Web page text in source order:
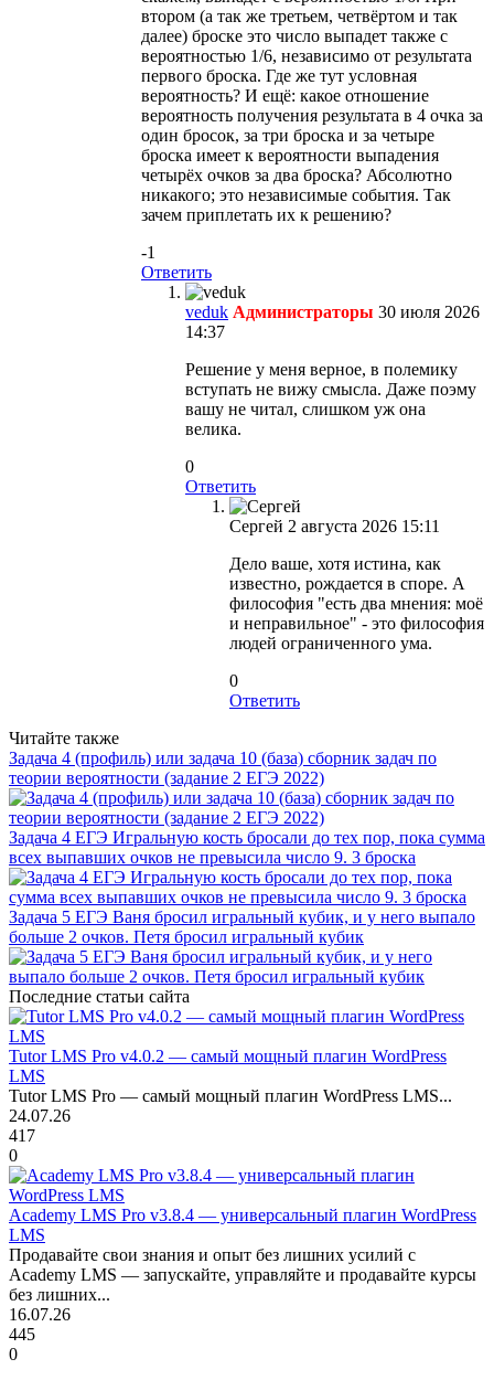
втором (а так же третьем, четвёртом и так
далее) броске это число выпадет также с
вероятностью 1/6, независимо от результата
первого броска. Где же тут условная
вероятность? И ещё: какое отношение
вероятность получения результата в 4 очка за
один бросок, за три броска и за четыре
броска имеет к вероятности выпадения
четырёх очков за два броска? Абсолютно
никакого; это независимые события. Так
зачем приплетать их к решению?
-1
Ответить
veduk Администраторы 30 июля 2026
14:37
Решение у меня верное, в полемику
вступать не вижу смысла. Даже поэму
вашу не читал, слишком уж она
велика.
0
Ответить
Сергей 2 августа 2026 15:11
Дело ваше, хотя истина, как
известно, рождается в споре. А
философия "есть два мнения: моё
и неправильное" - это философия
людей ограниченного ума.
0
Ответить
Читайте также
Задача 4 (профиль) или задача 10 (база) сборник задач по
теории вероятности (задание 2 ЕГЭ 2022)
Задача 4 ЕГЭ Игральную кость бросали до тех пор, пока сумма
всех выпавших очков не превысила число 9. 3 броска
Задача 5 ЕГЭ Ваня бросил игральный кубик, и у него выпало
больше 2 очков. Петя бросил игральный кубик
Последние статьи сайта
Tutor LMS Pro v4.0.2 — самый мощный плагин WordPress
LMS
Tutor LMS Pro — самый мощный плагин WordPress LMS...
24.07.26
417
0
Academy LMS Pro v3.8.4 — универсальный плагин WordPress
LMS
Продавайте свои знания и опыт без лишних усилий с
Academy LMS — запускайте, управляйте и продавайте курсы
без лишних...
16.07.26
445
0